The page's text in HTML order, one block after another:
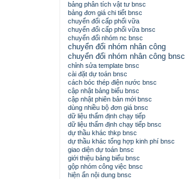
bảng phân tích vật tư bnsc
bảng đơn giá chi tiết bnsc
chuyển đổi cấp phối vữa
chuyển đổi cấp phối vữa bnsc
chuyển đổi nhóm nc bnsc
chuyển đổi nhóm nhân công
chuyển đổi nhóm nhân công bnsc
chỉnh sửa template bnsc
cài đặt dự toán bnsc
cách bóc thép điện nước bnsc
cập nhật bảng biểu bnsc
cập nhật phiên bản mới bnsc
dùng nhiều bộ đơn giá bnsc
dữ liệu thẩm định chạy tiếp
dữ liệu thẩm định chạy tiếp bnsc
dự thầu khác thkp bnsc
dự thầu khác tổng hợp kinh phí bnsc
giao diện dự toán bnsc
giới thiệu bảng biểu bnsc
gộp nhóm công việc bnsc
hiện ẩn nội dung bnsc